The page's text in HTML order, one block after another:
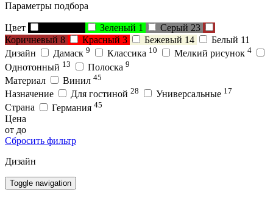
Параметры подбора
Цвет Зеленый 1 Серый 23
Коричневый 8 Красный 3 Бежевый 14 Белый 11
Дизайн
Дамаск 9 Классика 10 Мелкий рисунок 4
Однотонный 13 Полоска 9
Материал Винил 45
Назначение Для гостиной 28 Универсальные 17
Страна Германия 45
Цена
от до
Сбросить фильтр
Дизайн
Toggle navigation